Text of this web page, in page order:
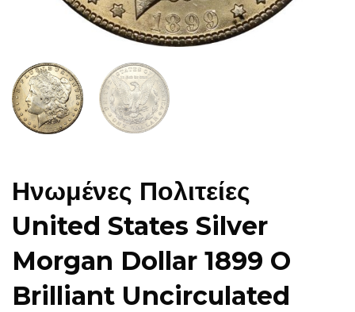
Ηνωμένες Πολιτείες
United States Silver
Morgan Dollar 1899 O
Brilliant Uncirculated